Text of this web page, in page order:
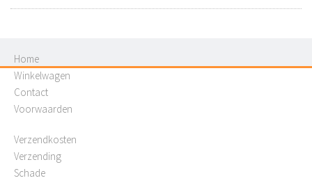
Home
Winkelwagen
Contact
Voorwaarden
Verzendkosten
Verzending
Schade